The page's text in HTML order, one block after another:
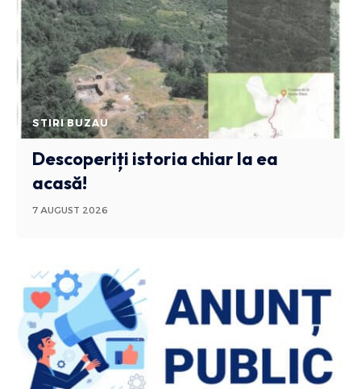
STIRI BUZAU
Descoperiți istoria chiar la ea
acasă!
7 AUGUST 2026